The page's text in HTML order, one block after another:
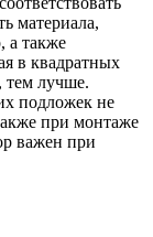
материала,
а также
в квадратных
тем лучше.
подложек не
при монтаже
важен при